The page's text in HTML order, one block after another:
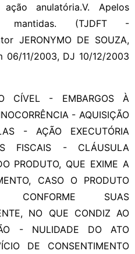
anulatória.V. Apelos
mantidas. (TJDFT -
JERONYMO DE SOUZA,
06/11/2003, DJ 10/12/2003
CÍVEL - EMBARGOS À
- AQUISIÇÃO
- AÇÃO EXECUTÓRIA
FISCAIS - CLÁUSULA
PRODUTO, QUE EXIME A
CASO O PRODUTO
CONFORME SUAS
NO QUE CONDIZ AO
- NULIDADE DO ATO
DE CONSENTIMENTO